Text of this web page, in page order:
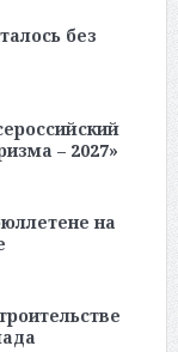
без
– 2027»
на